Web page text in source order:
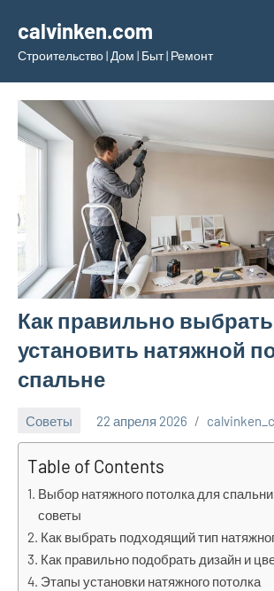
содержимому
calvinken.com
Строительство | Дом | Быт | Ремонт
Как правильно
установить натяжной
спальне
Советы 22 апреля 2026
Table of Contents
Выбор натяжного потолка для
советы
Как выбрать подходящий тип
Как правильно подобрать дизайн и
Этапы установки натяжного потолка